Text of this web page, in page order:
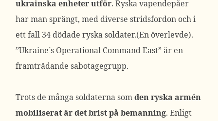
ukrainska enheter utför. Ryska vapendepåer
har man sprängt, med diverse stridsfordon och i
ett fall 34 dödade ryska soldater.(En överlevde).
”Ukraine´s Operational Command East” är en
framträdande sabotagegrupp.
Trots de många soldaterna somden ryska armén
mobiliserat är det brist på bemanning. Enligt